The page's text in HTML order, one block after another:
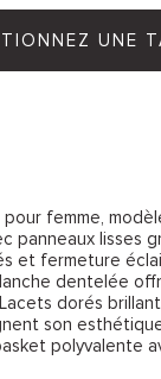
UNE
femme,
panneaux lisses
et fermeture
dentelée
dorés
son
polyvalente